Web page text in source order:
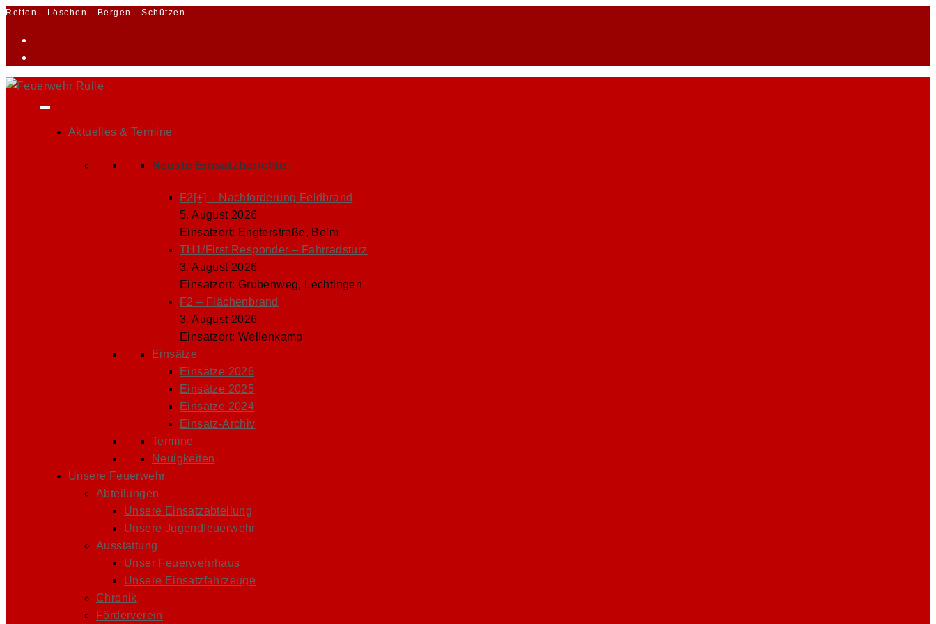
Zum
Retten - Löschen - Bergen - Schützen
Aktuelles & Termine
Neuste Einsatzberichte:
F2[+] – Nachforderung Feldbrand
5. August 2026
Einsatzort: Engterstraße, Belm
TH1/First Responder – Fahrradsturz
3. August 2026
Einsatzort: Grubenweg, Lechtingen
F2 – Flächenbrand
3. August 2026
Einsatzort: Wellenkamp
Einsätze
Einsätze 2026
Einsätze 2025
Einsätze 2024
Einsatz-Archiv
Termine
Neuigkeiten
Unsere Feuerwehr
Abteilungen
Unsere Einsatzabteilung
Unsere Jugendfeuerwehr
Ausstattung
Unser Feuerwehrhaus
Unsere Einsatzfahrzeuge
Chronik
Förderverein